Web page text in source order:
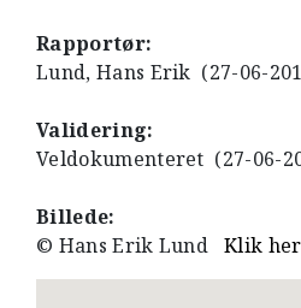
Rapportør:
Lund, Hans Erik (27-06-
Validering:
Veldokumenteret (27-06-
Billede:
© Hans Erik LundKlik her